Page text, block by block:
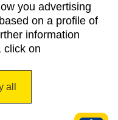
you advertising
on a profile of
information
click on
all